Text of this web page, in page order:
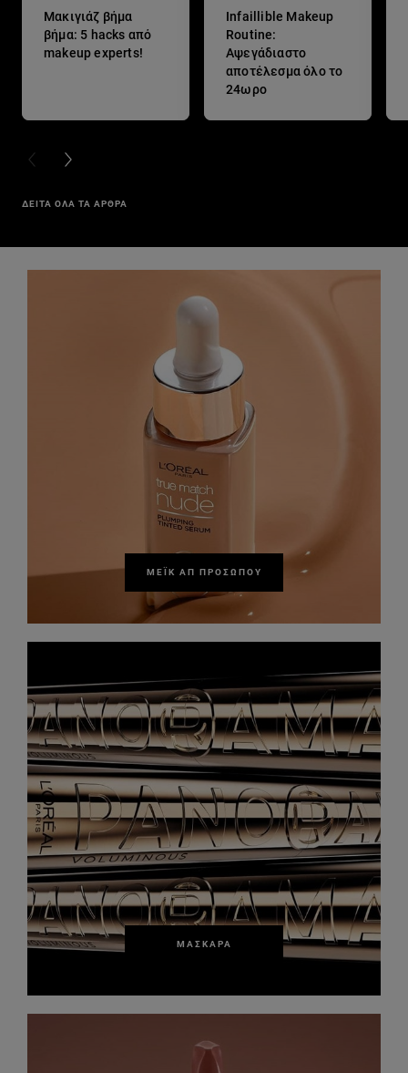
Μακιγιάζ βήμα
βήμα: 5 hacks από
makeup experts!
Infaillible Makeup
Routine:
Αψεγάδιαστο
αποτέλεσμα όλο το
24ωρο
PREVIOUS CARD
NEXT CARD
ΔΕΙΤΑ ΟΛΑ ΤΑ ΑΡΘΡΑ
ΜΈΙΚ ΑΠ ΠΡΟΣΏΠΟΥ
ΜΆΣΚΑΡΑ